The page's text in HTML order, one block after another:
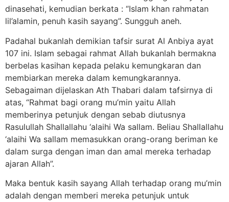
dinasehati, kemudian berkata : “Islam khan rahmatan
lil’alamin, penuh kasih sayang”. Sungguh aneh.
Padahal bukanlah demikian tafsir surat Al Anbiya ayat
107 ini. Islam sebagai rahmat Allah bukanlah bermakna
berbelas kasihan kepada pelaku kemungkaran dan
membiarkan mereka dalam kemungkarannya.
Sebagaiman dijelaskan Ath Thabari dalam tafsirnya di
atas, “Rahmat bagi orang mu’min yaitu Allah
memberinya petunjuk dengan sebab diutusnya
Rasulullah Shallallahu ‘alaihi Wa sallam. Beliau Shallallahu
‘alaihi Wa sallam memasukkan orang-orang beriman ke
dalam surga dengan iman dan amal mereka terhadap
ajaran Allah”.
Maka bentuk kasih sayang Allah terhadap orang mu’min
adalah dengan memberi mereka petunjuk untuk